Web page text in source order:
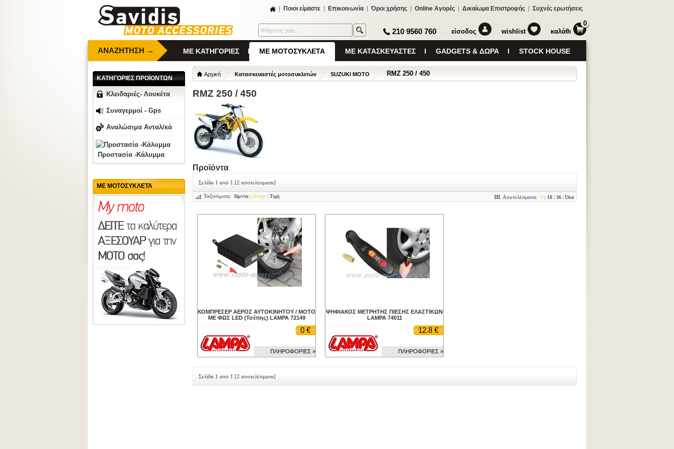
Ποιοι είμαστε Επικοινωνία Όροι χρήσης Online Αγορές Δικαίωμα Επιστροφής Συχνές ερωτήσεις
καλάθι
0
wishlist
είσοδος
210 9560 760
ΑΝΑΖΗΤΗΣΗ → ΜΕ ΚΑΤΗΓΟΡΙΕΣ ΜΕ ΜΟΤΟΣΥΚΛΕΤΑ ΜΕ ΚΑΤΑΣΚΕΥΑΣΤΕΣ GADGETS & ΔΩΡΑ STOCK HOUSE
Αρχική Κατασκευαστές μοτοσυκλετών SUZUKI MOTO RMZ 250 / 450
RMZ 250 / 450
Προϊόντα
Σελίδα 1 από 1 [2 αποτελέσματα]
Ταξινόμιση: Ημ/νία |Όνομα | Τιμή Αποτελέσματα: 9| 18| 36|Όλα
ΚΟΜΠΡΕΣΕΡ ΑΕΡΟΣ ΑΥΤΟΚΙΝΗΤΟΥ / ΜΟΤΟ
ΜΕ ΦΩΣ LED (Τσέπης) LAMPA 72149
0 €
ΠΛΗΡΟΦΟΡΙΕΣ »
ΨΗΦΙΑΚΟΣ ΜΕΤΡΗΤΗΣ ΠΙΕΣΗΣ ΕΛΑΣΤΙΚΩΝ
LAMPA 74011
12.8 €
ΠΛΗΡΟΦΟΡΙΕΣ »
Σελίδα 1 από 1 [2 αποτελέσματα]
ΚΑΤΗΓΟΡΙΕΣ ΠΡΟΪΟΝΤΩΝ
Κλειδαριές- Λουκέτα
Συναγερμοί - Gps
Αναλώσιμα Ανταλ/κά
Προστασία -Κάλυμμα
ΜΕ ΜΟΤΟΣΥΚΛΕΤΑ